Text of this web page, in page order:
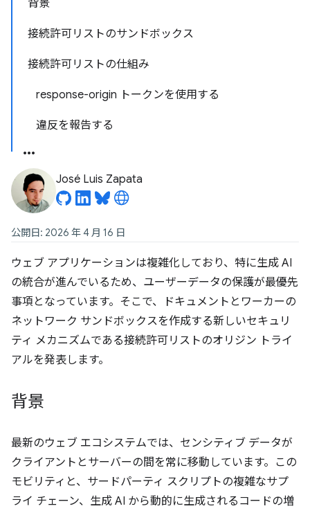
背景
接続許可リストのサンドボックス
接続許可リストの仕組み
response-origin トークンを使用する
違反を報告する
José Luis Zapata
公開日: 2026 年 4 月 16 日
ウェブ アプリケーションは複雑化しており、特に生成 AI
の統合が進んでいるため、ユーザーデータの保護が最優先
事項となっています。そこで、ドキュメントとワーカーの
ネットワーク サンドボックスを作成する新しいセキュリ
ティ メカニズムである接続許可リストのオリジン トライ
アルを発表します。
背景
最新のウェブ エコシステムでは、センシティブ データが
クライアントとサーバーの間を常に移動しています。この
モビリティと、サードパーティ スクリプトの複雑なサプ
ライ チェーン、生成 AI から動的に生成されるコードの増